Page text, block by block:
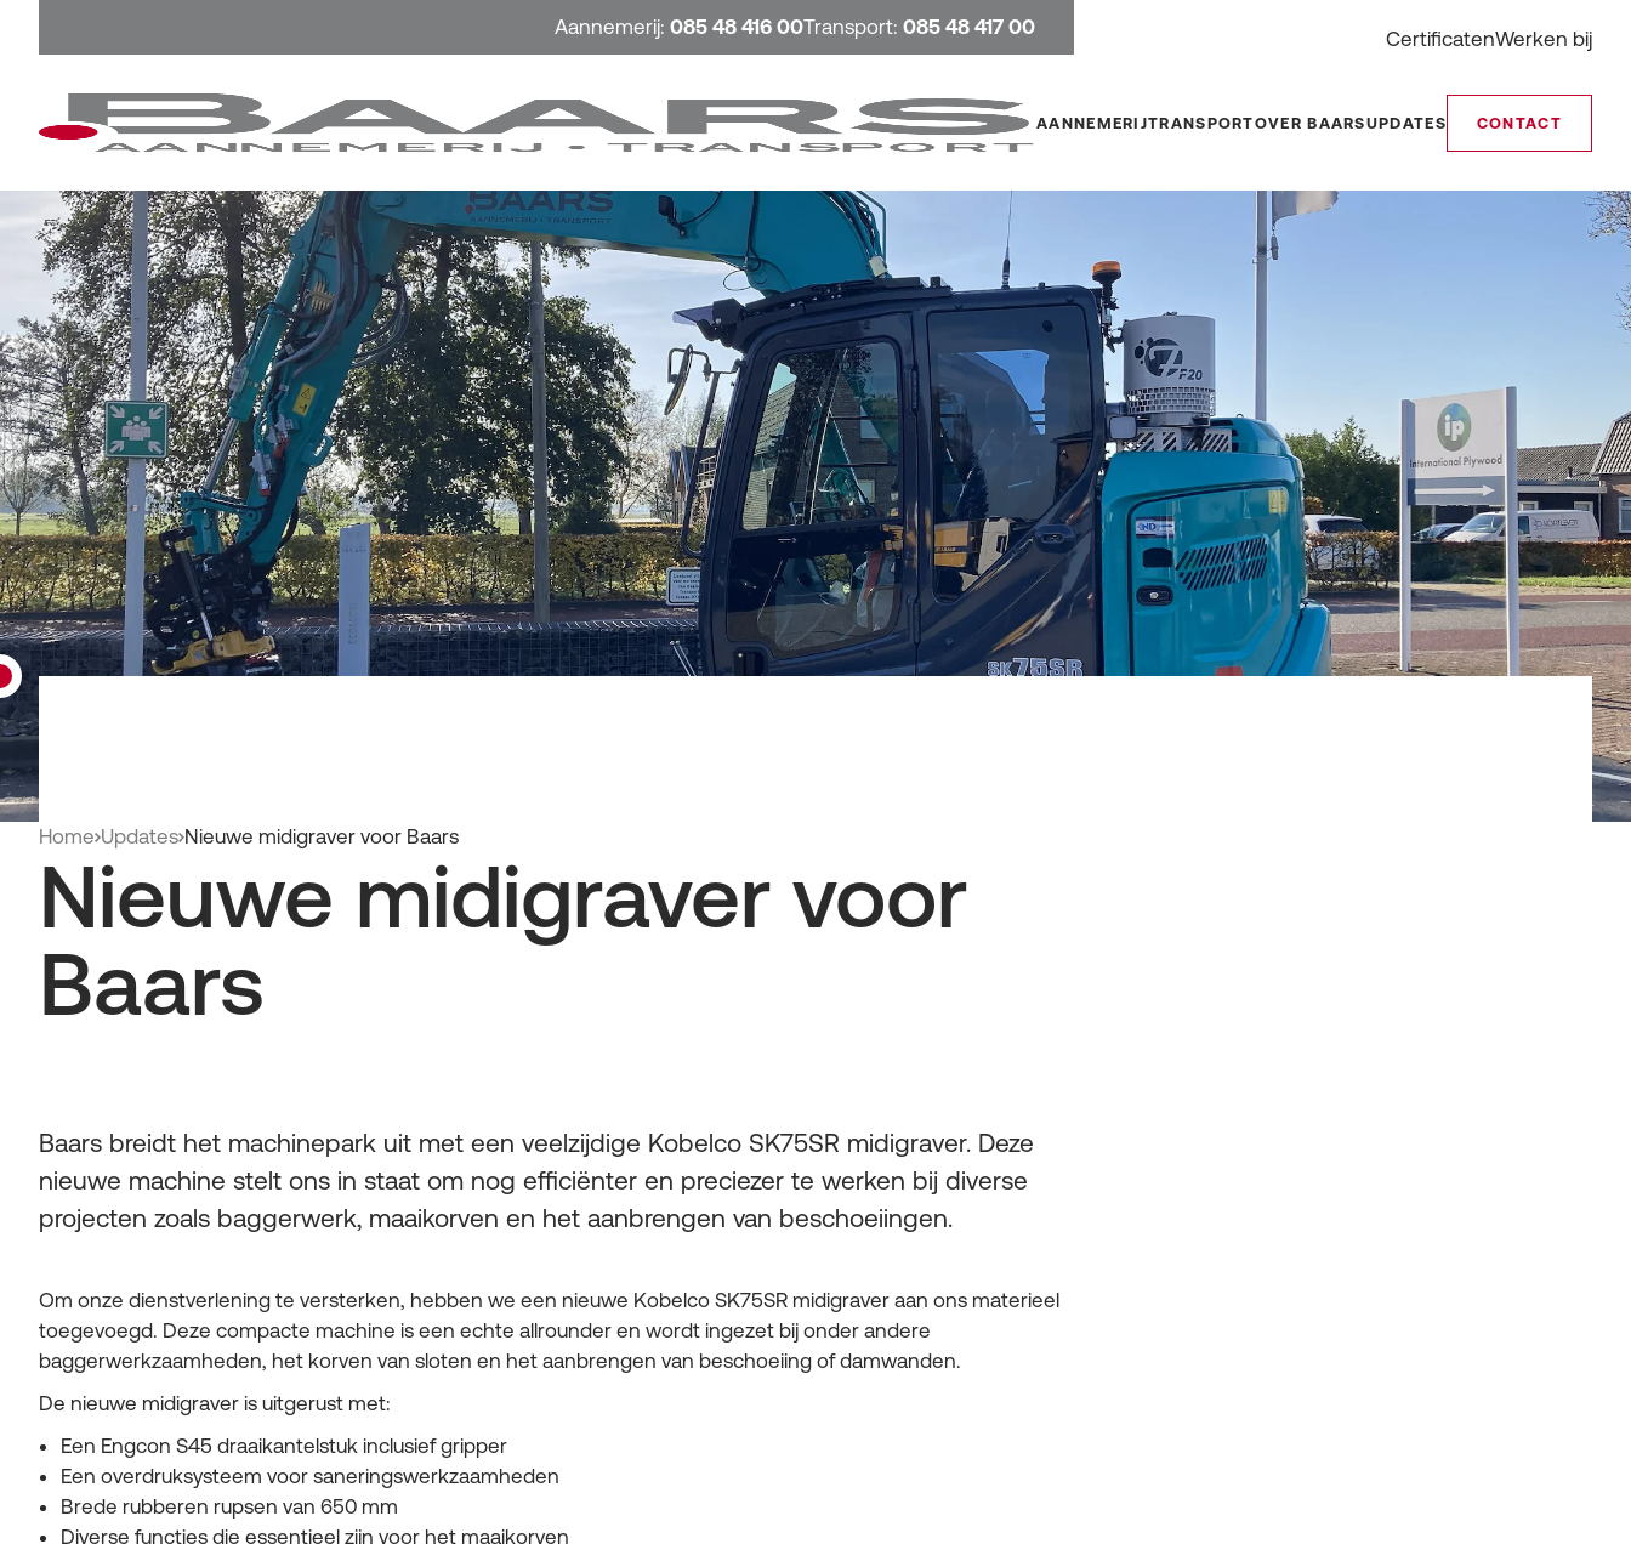
Aannemerij:085 48 416 00Transport:085 48 417 00 CertificatenWerken bij
AANNEMERIJTRANSPORTOVER BAARSUPDATES CONTACT
Home Updates Nieuwe midigraver voor Baars
Nieuwe midigraver voor
Baars
Baars breidt het machinepark uit met een veelzijdige Kobelco SK75SR midigraver. Deze
nieuwe machine stelt ons in staat om nog efficiënter en preciezer te werken bij diverse
projecten zoals baggerwerk, maaikorven en het aanbrengen van beschoeiingen.
Om onze dienstverlening te versterken, hebben we een nieuwe Kobelco SK75SR midigraver aan ons materieel
toegevoegd. Deze compacte machine is een echte allrounder en wordt ingezet bij onder andere
baggerwerkzaamheden, het korven van sloten en het aanbrengen van beschoeiing of damwanden.
De nieuwe midigraver is uitgerust met:
Een Engcon S45 draaikantelstuk inclusief gripper
Een overdruksysteem voor saneringswerkzaamheden
Brede rubberen rupsen van 650 mm
Diverse functies die essentieel zijn voor het maaikorven